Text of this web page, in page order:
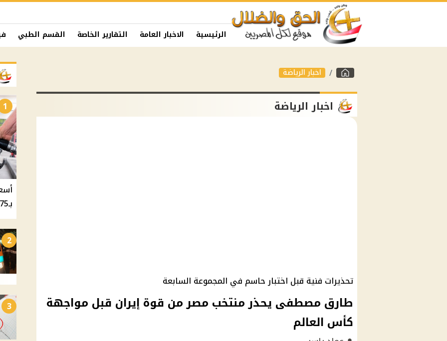
الرئيسية الاخبار العامة التقارير الخاصة القسم الطبي
اخبار الرياضة
اخبار الرياضة
تحذيرات فنية قبل اختبار حاسم في المجموعة السابعة
طارق مصطفى يحذر منتخب مصر من قوة إيران قبل مواجهة
كأس العالم
1
بـ20.75 جنيه والسولار بـ20.50 جنيه
2
3